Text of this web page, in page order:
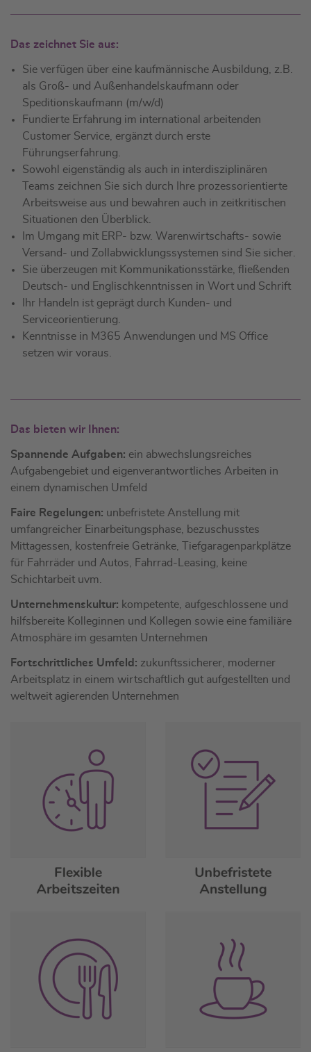
Das zeichnet Sie aus:
Sie verfügen über eine kaufmännische Ausbildung, z.B.
als Groß- und Außenhandelskaufmann oder
Speditionskaufmann (m/w/d)
Fundierte Erfahrung im international arbeitenden
Customer Service, ergänzt durch erste
Führungserfahrung.
Sowohl eigenständig als auch in interdisziplinären
Teams zeichnen Sie sich durch Ihre prozessorientierte
Arbeitsweise aus und bewahren auch in zeitkritischen
Situationen den Überblick.
Im Umgang mit ERP- bzw. Warenwirtschafts- sowie
Versand- und Zollabwicklungssystemen sind Sie sicher.
Sie überzeugen mit Kommunikationsstärke, fließenden
Deutsch- und Englischkenntnissen in Wort und Schrift
Ihr Handeln ist geprägt durch Kunden- und
Serviceorientierung.
Kenntnisse in M365 Anwendungen und MS Office
setzen wir voraus.
Das bieten wir Ihnen:
Spannende Aufgaben: ein abwechslungsreiches
Aufgabengebiet und eigenverantwortliches Arbeiten in
einem dynamischen Umfeld
Faire Regelungen: unbefristete Anstellung mit
umfangreicher Einarbeitungsphase, bezuschusstes
Mittagessen, kostenfreie Getränke, Tiefgaragenparkplätze
für Fahrräder und Autos, Fahrrad-Leasing, keine
Schichtarbeit uvm.
Unternehmenskultur: kompetente, aufgeschlossene und
hilfsbereite Kolleginnen und Kollegen sowie eine familiäre
Atmosphäre im gesamten Unternehmen
Fortschrittliches Umfeld: zukunftssicherer, moderner
Arbeitsplatz in einem wirtschaftlich gut aufgestellten und
weltweit agierenden Unternehmen